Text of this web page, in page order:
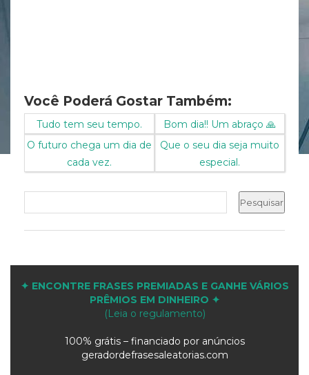
Você Poderá Gostar Também:
Tudo tem seu tempo.
Bom dia!! Um abraço 🙏
O futuro chega um dia de
cada vez.
Que o seu dia seja muito
especial.
✦ ENCONTRE FRASES PREMIADAS E GANHE VÁRIOS
PRÊMIOS EM DINHEIRO ✦
(Leia o regulamento)
100% grátis – financiado por anúncios
geradordefrasesaleatorias.com